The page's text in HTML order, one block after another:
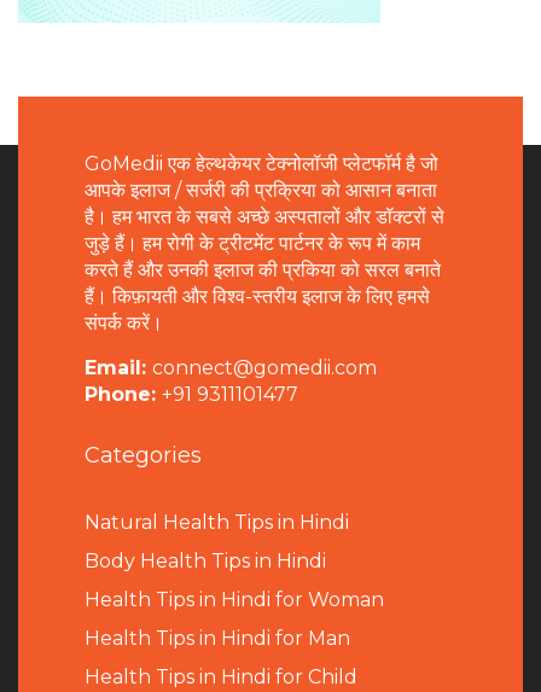
GoMedii एक हेल्थकेयर टेक्नोलॉजी प्लेटफॉर्म है जो
आपके इलाज / सर्जरी की प्रक्रिया को आसान बनाता
है। हम भारत के सबसे अच्छे अस्पतालों और डॉक्टरों से
जुड़े हैं। हम रोगी के ट्रीटमेंट पार्टनर के रूप में काम
करते हैं और उनकी इलाज की प्रकिया को सरल बनाते
हैं। किफ़ायती और विश्व-स्तरीय इलाज के लिए हमसे
संपर्क करें।
Email: connect@gomedii.com
Phone: +91 9311101477
Categories
Natural Health Tips in Hindi
Body Health Tips in Hindi
Health Tips in Hindi for Woman
Health Tips in Hindi for Man
Health Tips in Hindi for Child